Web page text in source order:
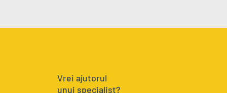
Vrei ajutorul
unui specialist?